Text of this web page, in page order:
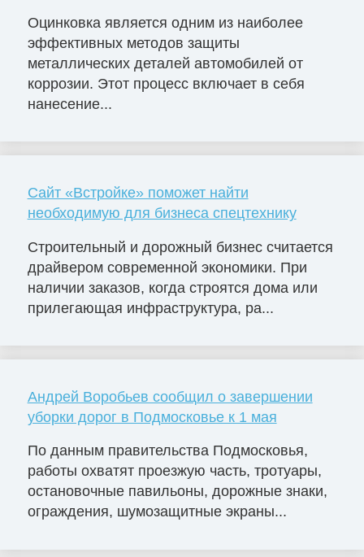
Оцинковка является одним из наиболее
эффективных методов защиты
металлических деталей автомобилей от
коррозии. Этот процесс включает в себя
нанесение...
Сайт «Встройке» поможет найти
необходимую для бизнеса спецтехнику
Строительный и дорожный бизнес считается
драйвером современной экономики. При
наличии заказов, когда строятся дома или
прилегающая инфраструктура, ра...
Андрей Воробьев сообщил о завершении
уборки дорог в Подмосковье к 1 мая
По данным правительства Подмосковья,
работы охватят проезжую часть, тротуары,
остановочные павильоны, дорожные знаки,
ограждения, шумозащитные экраны...